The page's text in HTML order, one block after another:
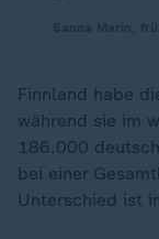
Finnland habe
während sie im
186.000
bei einer
Unterschied ist